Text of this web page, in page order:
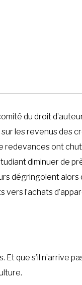
du droit
les revenus des
ont
diminuer de
dégringolent alors
l’achats
que s’il n’arrive